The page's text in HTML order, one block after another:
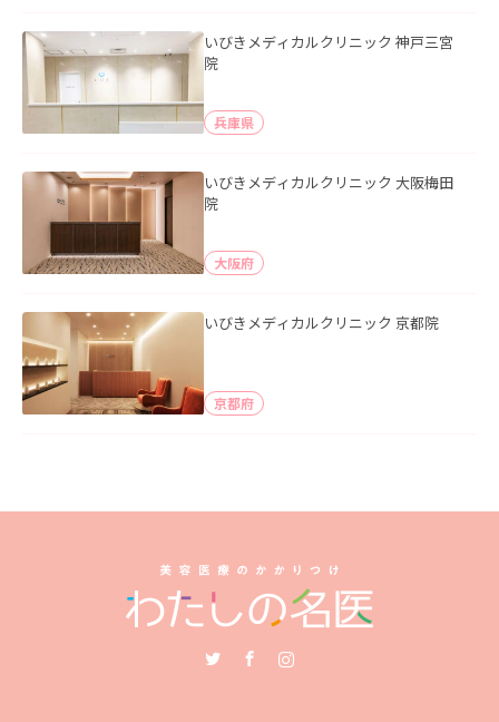
いびきメディカルクリニック 神戸三宮
院
兵庫県
いびきメディカルクリニック 大阪梅田
院
大阪府
いびきメディカルクリニック 京都院
京都府